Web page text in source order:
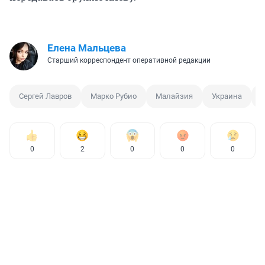
Елена Мальцева
Старший корреспондент оперативной редакции
Сергей Лавров Марко Рубио Малайзия Украина
0 2 0 0 0